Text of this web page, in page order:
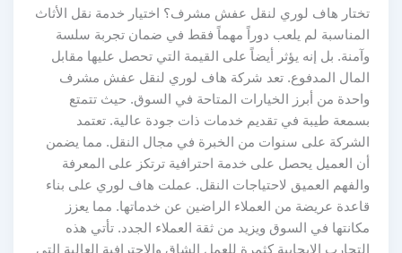
تختار هاف لوري لنقل عفش مشرف؟ اختيار خدمة نقل الأثاث
المناسبة لم يلعب دوراً مهماً فقط في ضمان تجربة سلسة
وآمنة. بل إنه يؤثر أيضاً على القيمة التي تحصل عليها مقابل
المال المدفوع. تعد شركة هاف لوري لنقل عفش مشرف
واحدة من أبرز الخيارات المتاحة في السوق. حيث تتمتع
بسمعة طيبة في تقديم خدمات ذات جودة عالية. تعتمد
الشركة على سنوات من الخبرة في مجال النقل. مما يضمن
أن العميل يحصل على خدمة احترافية ترتكز على المعرفة
والفهم العميق لاحتياجات النقل. عملت هاف لوري على بناء
قاعدة عريضة من العملاء الراضين عن خدماتها. مما يعزز
مكانتها في السوق ويزيد من ثقة العملاء الجدد. تأتي هذه
التجارب الإيجابية كثمرة للعمل الشاق والاحترافية العالية التي